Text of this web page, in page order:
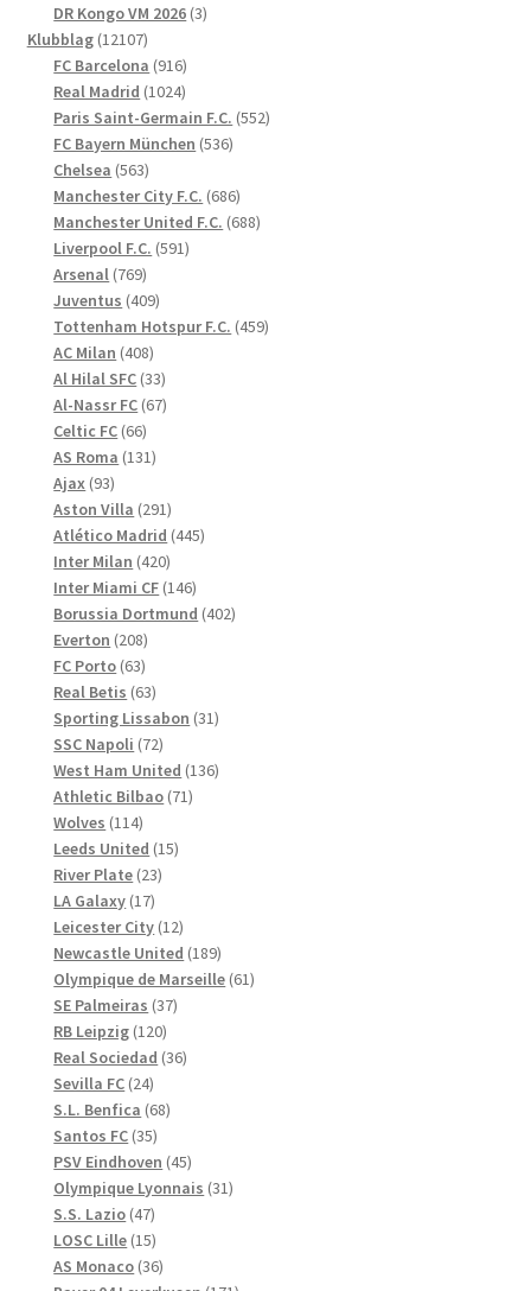
DR Kongo VM 2026 33
Klubblag 1210712107
produkter
FC Barcelona 916916
produkter
Real Madrid 10241024
produkter
Paris Saint-Germain F.C. 552552
FC Bayern München 536536
Chelsea 563563
produkter
Manchester City F.C. 686686
produkter
Manchester United F.C. 688688
Liverpool F.C. 591591
Arsenal 769769
produkter
Juventus 409409
produkter
Tottenham Hotspur F.C. 459459
AC Milan 408408
produkter
Al Hilal SFC 3333
produkter
Al-Nassr FC 6767
Celtic FC 6666
produkter
AS Roma 131131
Ajax 9393
produkter
Aston Villa 291291
produkter
Atlético Madrid 445445
Inter Milan 420420
produkter
Inter Miami CF 146146
produkter
Borussia Dortmund 402402
Everton 208208
produkter
FC Porto 6363
produkter
Real Betis 6363
produkter
Sporting Lissabon 3131
SSC Napoli 7272
produkter
West Ham United 136136
Athletic Bilbao 7171
Wolves 114114
produkter
Leeds United 1515
River Plate 2323
LA Galaxy 1717
produkter
Leicester City 1212
produkter
Newcastle United 189189
produkter
Olympique de Marseille 6161
SE Palmeiras 3737
RB Leipzig 120120
produkter
Real Sociedad 3636
Sevilla FC 2424
produkter
S.L. Benfica 6868
Santos FC 3535
produkter
PSV Eindhoven 4545
produkter
Olympique Lyonnais 3131
S.S. Lazio 4747
produkter
LOSC Lille 1515
produkter
AS Monaco 3636